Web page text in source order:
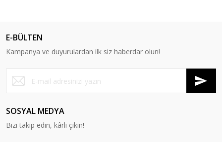
E-BÜLTEN
Kampanya ve duyurulardan ilk siz haberdar olun!
SOSYAL MEDYA
Bizi takip edin, kârlı çıkın!